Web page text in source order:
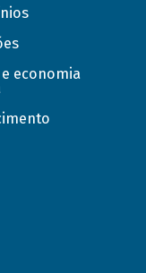
e economia